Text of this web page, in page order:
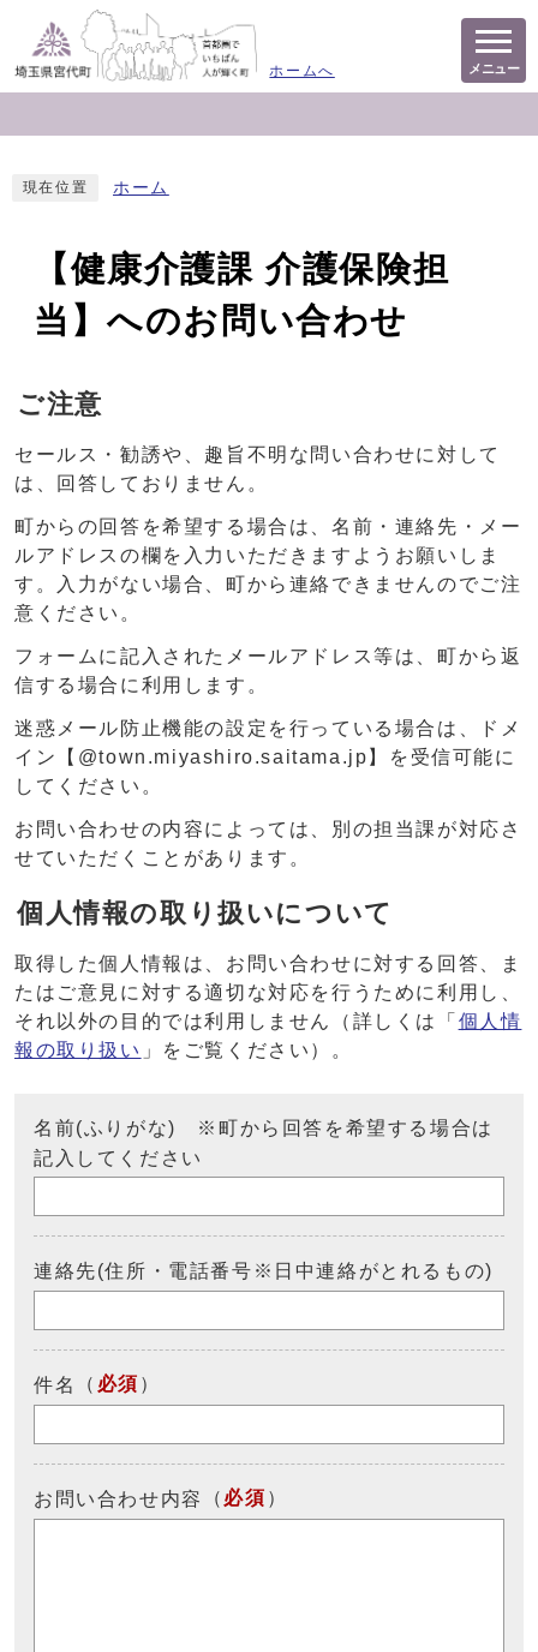
ホームへ メニュー
現在位置 ホーム
【健康介護課 介護保険担
当】へのお問い合わせ
ご注意
セールス・勧誘や、趣旨不明な問い合わせに対して
は、回答しておりません。
町からの回答を希望する場合は、名前・連絡先・メー
ルアドレスの欄を入力いただきますようお願いしま
す。入力がない場合、町から連絡できませんのでご注
意ください。
フォームに記入されたメールアドレス等は、町から返
信する場合に利用します。
迷惑メール防止機能の設定を行っている場合は、ドメ
イン【@town.miyashiro.saitama.jp】を受信可能に
してください。
お問い合わせの内容によっては、別の担当課が対応さ
せていただくことがあります。
個人情報の取り扱いについて
取得した個人情報は、お問い合わせに対する回答、ま
たはご意見に対する適切な対応を行うために利用し、
それ以外の目的では利用しません（詳しくは「 個人情
報の取り扱い 」をご覧ください）。
名前(ふりがな) ※町から回答を希望する場合は
記入してください
連絡先(住所・電話番号※日中連絡がとれるもの)
件名 （ 必須 ）
お問い合わせ内容 （ 必須 ）